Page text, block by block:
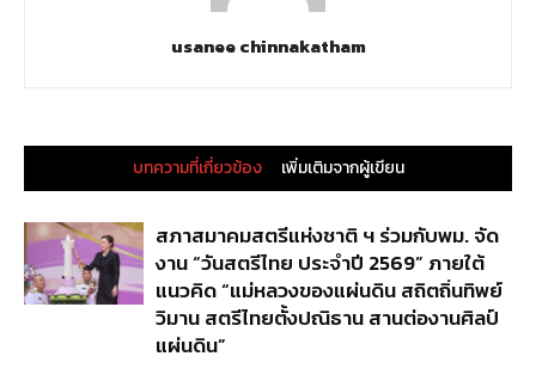
usanee chinnakatham
บทความที่เกี่ยวข้อง เพิ่มเติมจากผู้เขียน
สภาสมาคมสตรีแห่งชาติ ฯ ร่วมกับพม. จัด
งาน “วันสตรีไทย ประจำปี 2569” ภายใต้
แนวคิด “แม่หลวงของแผ่นดิน สถิตถิ่นทิพย์
วิมาน สตรีไทยตั้งปณิธาน สานต่องานศิลป์
แผ่นดิน”